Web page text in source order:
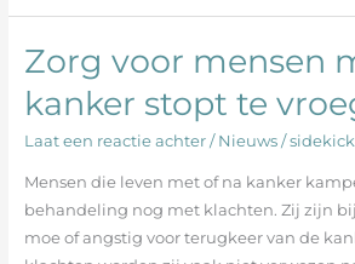
bent?”
Zorg voor mensen
kanker stopt te
Laat een reactie achter / Nieuws/
Mensen die leven met of na kanker
behandeling nog met klachten. Zij zijn
moe of angstig voor terugkeer van de
Zorg
mensen
met
stopt
te
vroeg